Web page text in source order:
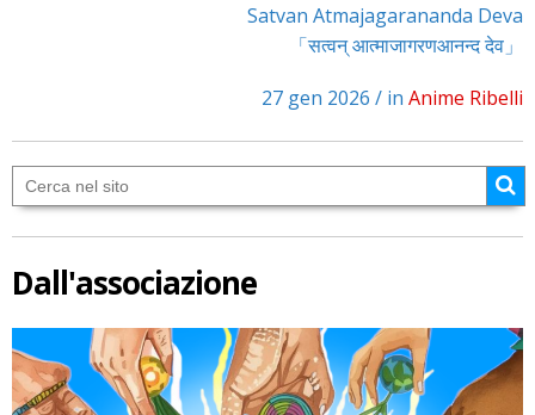
Satvan Atmajagarananda Deva
「सत्वन् आत्माजागरणआनन्द देव」
27 gen 2026 / in Anime Ribelli
Dall'associazione